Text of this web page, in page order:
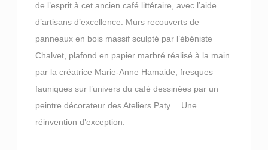
de l’esprit à cet ancien café littéraire, avec l’aide
d’artisans d’excellence. Murs recouverts de
panneaux en bois massif sculpté par l’ébéniste
Chalvet, plafond en papier marbré réalisé à la main
par la créatrice Marie-Anne Hamaide, fresques
fauniques sur l’univers du café dessinées par un
peintre décorateur des Ateliers Paty… Une
réinvention d’exception.